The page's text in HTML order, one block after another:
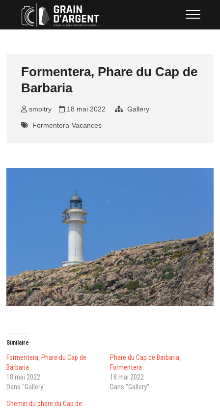
content
QUAND UN GRAIN RENCONTRE LA
Formentera, Phare du Cap de
Barbaria
smoitry 18 mai 2022 Gallery
Formentera Vacances
Similaire
Formentera, Phare du Cap de
Barbaria
18 mai 2022
Dans "Gallery"
Phare du Cap de Barbaria,
Formentera
18 mai 2022
Dans "Gallery"
Chemin du phare du Cap de